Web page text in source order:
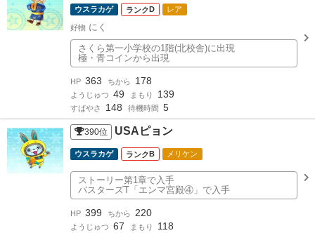
ウスラカゲ D レア
好物 にく
さくら第一小学校の1階(北校舎)に出現
極・青コインから出現
HP 363 ちから 178
ようじゅつ 49 まもり 139
すばやさ 148 待機時間 5
390位 USAピョン
ウスラカゲ B メリケン
ストーリー第1章で入手
バスターズT「エンマ宮殿④」で入手
HP 399 ちから 220
ようじゅつ 67 まもり 118